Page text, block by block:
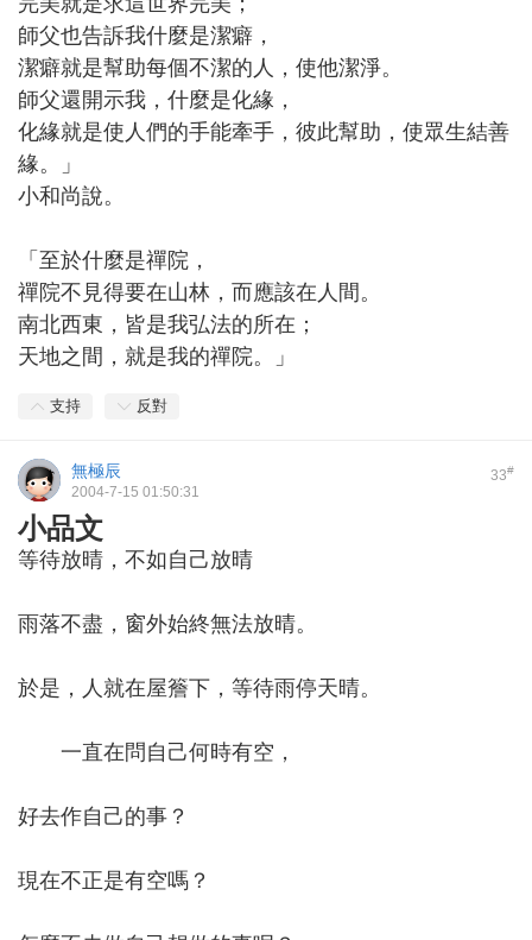
師父也告訴我什麼是潔癖，
潔癖就是幫助每個不潔的人，使他潔淨。
師父還開示我，什麼是化緣，
化緣就是使人們的手能牽手，彼此幫助，使眾生結善
緣。」
小和尚說。
「至於什麼是禪院，
禪院不見得要在山林，而應該在人間。
南北西東，皆是我弘法的所在；
天地之間，就是我的禪院。」
支持 反對
33#
無極辰
2004-7-15 01:50:31
小品文
等待放晴，不如自己放晴
雨落不盡，窗外始終無法放晴。
於是，人就在屋簷下，等待雨停天晴。
一直在問自己何時有空，
好去作自己的事？
現在不正是有空嗎？